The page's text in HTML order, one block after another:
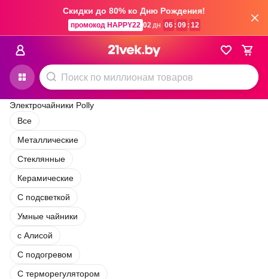
Скидки до 80% ко Дню Рождения!
промокод HAPPY22 02 дн 06 : 09 : 12
Электрочайники Polly
Все
Металлические
Стеклянные
Керамические
С подсветкой
Умные чайники
с Алисой
С подогревом
С терморегулятором